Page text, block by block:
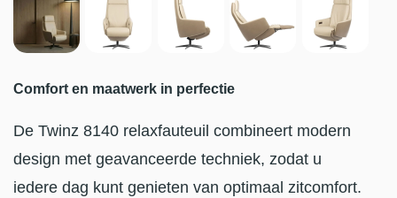
Comfort en maatwerk in perfectie
De Twinz 8140 relaxfauteuil combineert modern
design met geavanceerde techniek, zodat u
iedere dag kunt genieten van optimaal zitcomfort.